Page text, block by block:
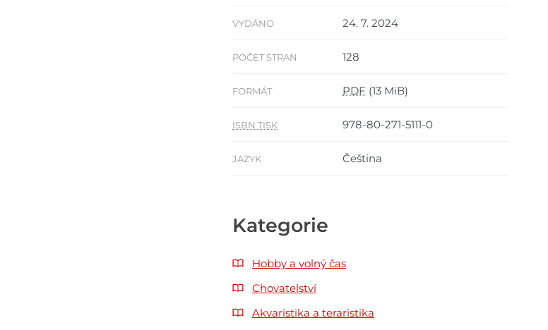
VYDÁNO 24. 7. 2024
POČET STRAN 128
FORMÁT PDF (13 MiB)
ISBN TISK 978-80-271-5111-0
JAZYK Čeština
Kategorie
Hobby a volný čas
Chovatelství
Akvaristika a teraristika